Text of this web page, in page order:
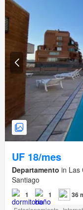
UF 18/mes
Departamento in Las
Santiago
1 1 36